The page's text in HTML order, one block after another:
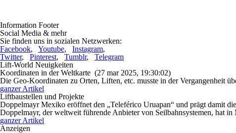
Information Footer
Social Media & mehr
Sie finden uns in sozialen Netzwerken:
Facebook, Youtube, Instagram,
Twitter, Pinterest, Tumblr, Telegram
Lift-World Neuigkeiten
Koordinaten in der Weltkarte (27 mar 2025, 19:30:02)
Die Geo-Koordinaten zu Orten, Liften, etc. musste in der Vergangenheit
ganzer Artikel
Liftbaustellen und Projekte
Doppelmayr Mexiko eröffnet den „Teleférico Uruapan“ und prägt damit
Doppelmayr, der weltweit führende Anbieter von Seilbahnsystemen, hat
ganzer Artikel
Anzeigen